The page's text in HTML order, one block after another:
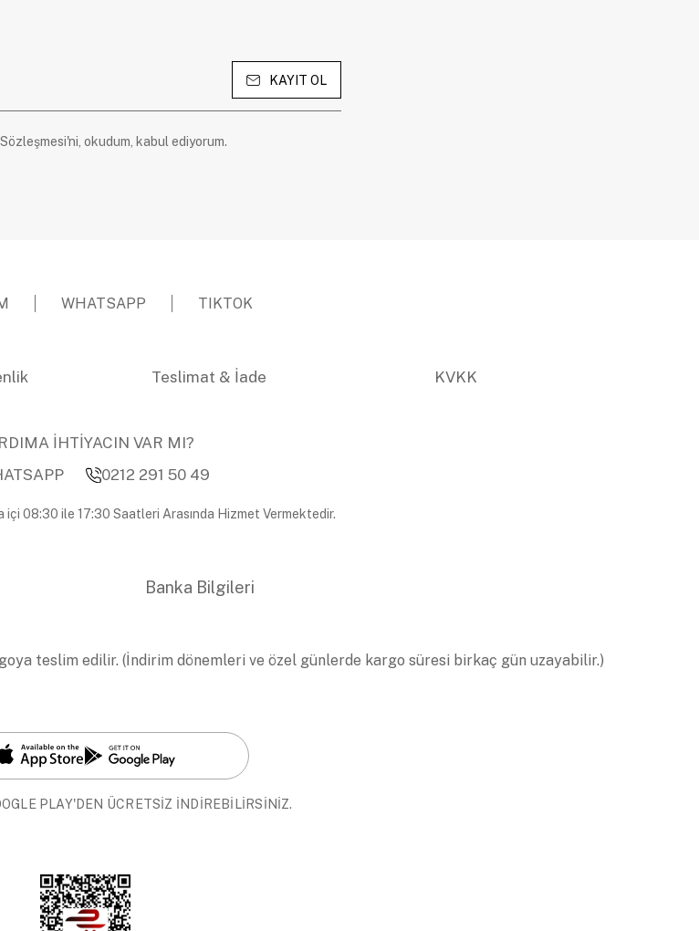
KAYIT OL
okudum, kabul ediyorum.
WHATSAPP TIKTOK
Teslimat & İade KVKK
İHTİYACIN VAR MI?
0212 291 50 49
08:30 ile 17:30 Saatleri Arasında Hizmet Vermektedir.
Banka Bilgileri
teslim edilir. (İndirim dönemleri ve özel günlerde kargo süresi birkaç gün uzayabilir.)
PLAY'DEN ÜCRETSİZ İNDİREBİLİRSİNİZ.